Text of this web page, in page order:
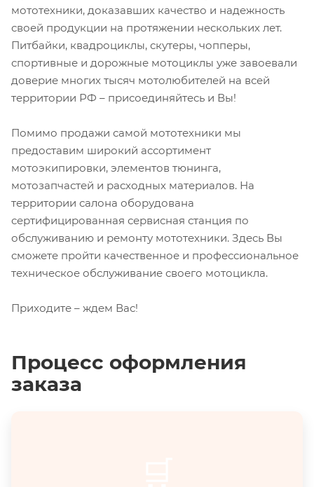
мототехники, доказавших качество и надежность
своей продукции на протяжении нескольких лет.
Питбайки, квадроциклы, скутеры, чопперы,
спортивные и дорожные мотоциклы уже завоевали
доверие многих тысяч мотолюбителей на всей
территории РФ – присоединяйтесь и Вы!
Помимо продажи самой мототехники мы
предоставим широкий ассортимент
мотоэкипировки, элементов тюнинга,
мотозапчастей и расходных материалов. На
территории салона оборудована
сертифицированная сервисная станция по
обслуживанию и ремонту мототехники. Здесь Вы
сможете пройти качественное и профессиональное
техническое обслуживание своего мотоцикла.
Приходите – ждем Вас!
Процесс оформления
заказа